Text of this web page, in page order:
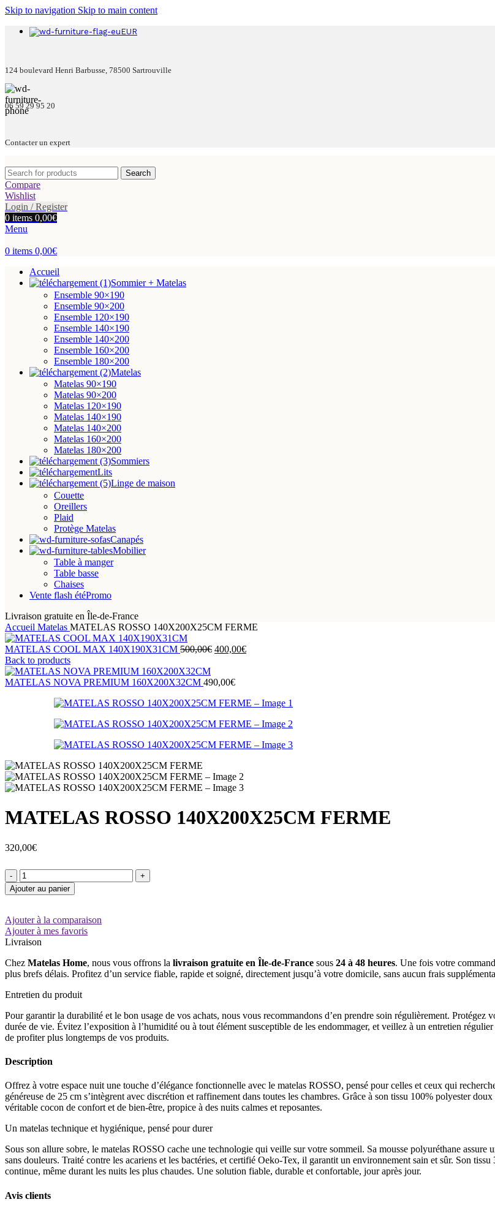
Skip to navigation Skip to main content
EUR
124 boulevard Henri Barbusse, 78500 Sartrouville
06 59 29 95 20
Contacter un expert
Search
Compare
Wishlist
Login / Register
0 items 0,00€
Menu
0 items 0,00€
Accueil
Sommier + Matelas
Ensemble 90×190
Ensemble 90×200
Ensemble 120×190
Ensemble 140×190
Ensemble 140×200
Ensemble 160×200
Ensemble 180×200
Matelas
Matelas 90×190
Matelas 90×200
Matelas 120×190
Matelas 140×190
Matelas 140×200
Matelas 160×200
Matelas 180×200
Sommiers
Lits
Linge de maison
Couette
Oreillers
Plaid
Protège Matelas
Canapés
Mobilier
Table à manger
Table basse
Chaises
Vente flash étéPromo
Livraison gratuite en Île-de-France
Accueil Matelas MATELAS ROSSO 140X200X25CM FERME
MATELAS COOL MAX 140X190X31CM 500,00€ Le
était :
400,00€Le
Back to products
MATELAS NOVA PREMIUM 160X200X32CM 490,00€
MATELAS ROSSO 140X200X25CM FERME
320,00€
quantité
de
MATELAS
140X200X25CM
FERME
Ajouter au panier
Ajouter à la comparaison
Ajouter à mes favoris
Livraison
Chez Matelas Home, nous vous offrons la livraison gratuite en Île-de-France sous 24 à 48 heures. Une fois votre
plus brefs délais. Profitez d’un service fiable, rapide et soigné, directement jusqu’à votre domicile, sans aucun frais
Entretien du produit
Pour garantir la durabilité et le bon usage de vos achats, nous vous recommandons d’en prendre soin régulièrement. Protégez
durée de vie. Évitez l’exposition à l’humidité ou à tout élément susceptible de les endommager, et veillez à un entretien
de profiter plus longtemps de vos produits.
Description
Offrez à votre espace nuit une touche d’élégance fonctionnelle avec le matelas ROSSO, pensé pour celles et ceux qui
généreuse de 25 cm s’intègrent avec discrétion et raffinement dans toutes les chambres. Grâce à son tissu 100% polyester
véritable cocon de confort et de bien-être, propice à des nuits calmes et reposantes.
Un matelas technique et hygiénique, pensé pour durer
Sous son allure sobre, le matelas ROSSO cache une technologie qui veille sur votre sommeil. Sa mousse polyuréthane
sans douleurs. Traité contre les acariens et les bactéries, et certifié Oeko-Tex, il garantit un environnement sain et sûr. Son
continue, même durant les nuits les plus chaudes. Une solution fiable, durable et confortable, jour après jour.
Avis clients